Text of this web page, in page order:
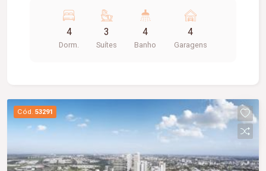
cozinha planejada, lavanderia com armário,
escritório com ar condicionado, 04 vagas de
garagem sendo 02 soltas, portaria 24 hrs,
4
Dorm.
3
Suítes
4
Banho
4
Garagens
Cód. 53291